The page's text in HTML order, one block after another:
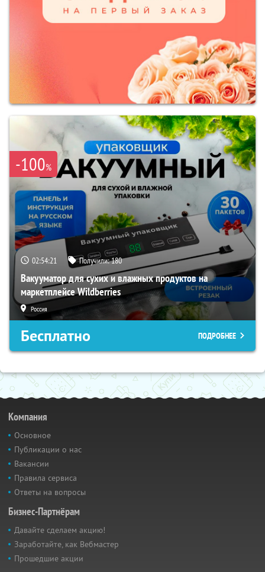
-100%
02:54:20 Получили:180
Вакууматор для сухих и влажных продуктов на
маркетплейсе Wildberries
Россия
Бесплатно ПОДРОБНЕЕ
Компания
Основное
Публикации о нас
Вакансии
Правила сервиса
Ответы на вопросы
Бизнес-Партнёрам
Давайте сделаем акцию!
Заработайте, как Вебмастер
Прошедшие акции